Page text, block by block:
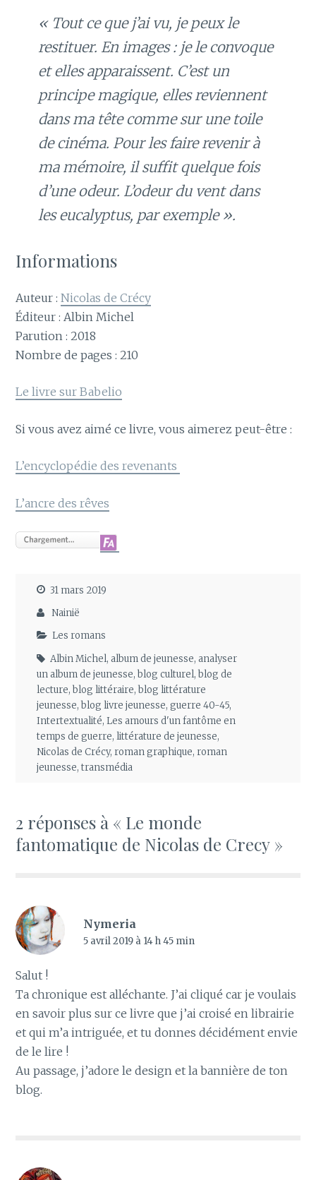
« Tout ce que j’ai vu, je peux le
restituer. En images : je le convoque
et elles apparaissent. C’est un
principe magique, elles reviennent
dans ma tête comme sur une toile
de cinéma. Pour les faire revenir à
ma mémoire, il suffit quelque fois
d’une odeur. L’odeur du vent dans
les eucalyptus, par exemple ».
Informations
Auteur :Nicolas de Crécy
Éditeur : Albin Michel
Parution : 2018
Nombre de pages : 210
Le livre sur Babelio
Si vous avez aimé ce livre, vous aimerez peut-être :
L’encyclopédie des revenants
L’ancre des rêves
31 mars 2019
Nainië
Les romans
Albin Michel,album de jeunesse,analyser
un album de jeunesse,blog culturel,blog de
lecture,blog littéraire,blog littérature
jeunesse,blog livre jeunesse,guerre 40-45,
Intertextualité,Les amours d'un fantôme en
temps de guerre,littérature de jeunesse,
Nicolas de Crécy,roman graphique,roman
jeunesse,transmédia
2 réponses à « Le monde
fantomatique de Nicolas de Crecy »
Nymeria
5 avril 2019 à 14 h 45 min
Salut !
Ta chronique est alléchante. J’ai cliqué car je voulais
en savoir plus sur ce livre que j’ai croisé en librairie
et qui m’a intriguée, et tu donnes décidément envie
de le lire !
Au passage, j’adore le design et la bannière de ton
blog.